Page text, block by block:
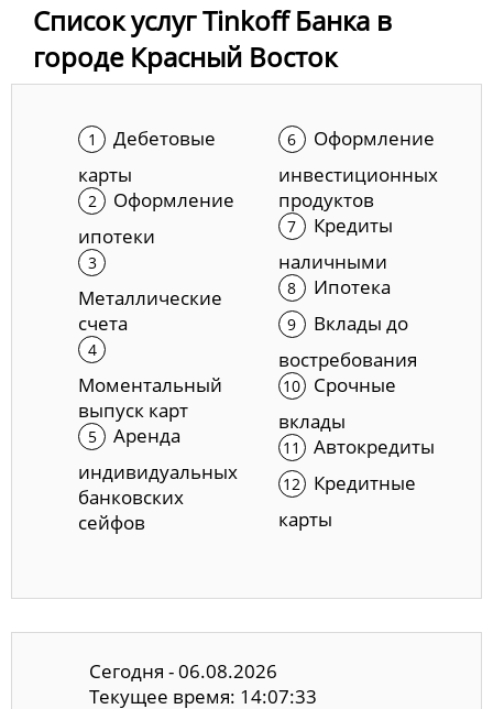
Список услуг Tinkoff Банка в
городе Красный Восток
Дебетовые
карты
Оформление
ипотеки
Металлические
счета
Моментальный
выпуск карт
Аренда
индивидуальных
банковских
сейфов
Оформление
инвестиционных
продуктов
Кредиты
наличными
Ипотека
Вклады до
востребования
Срочные
вклады
Автокредиты
Кредитные
карты
Сегодня - 06.08.2026
Текущее время: 14:07:34